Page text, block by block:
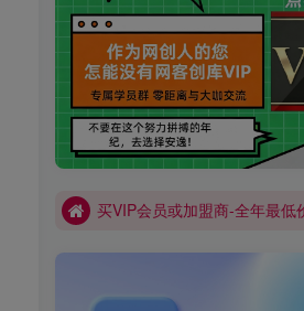
买VIP会员或加盟商-全年最低
网创库-限时优惠 别错过!
买VIP会员或加盟商-全年最低
网创库-限时优惠 别错过!